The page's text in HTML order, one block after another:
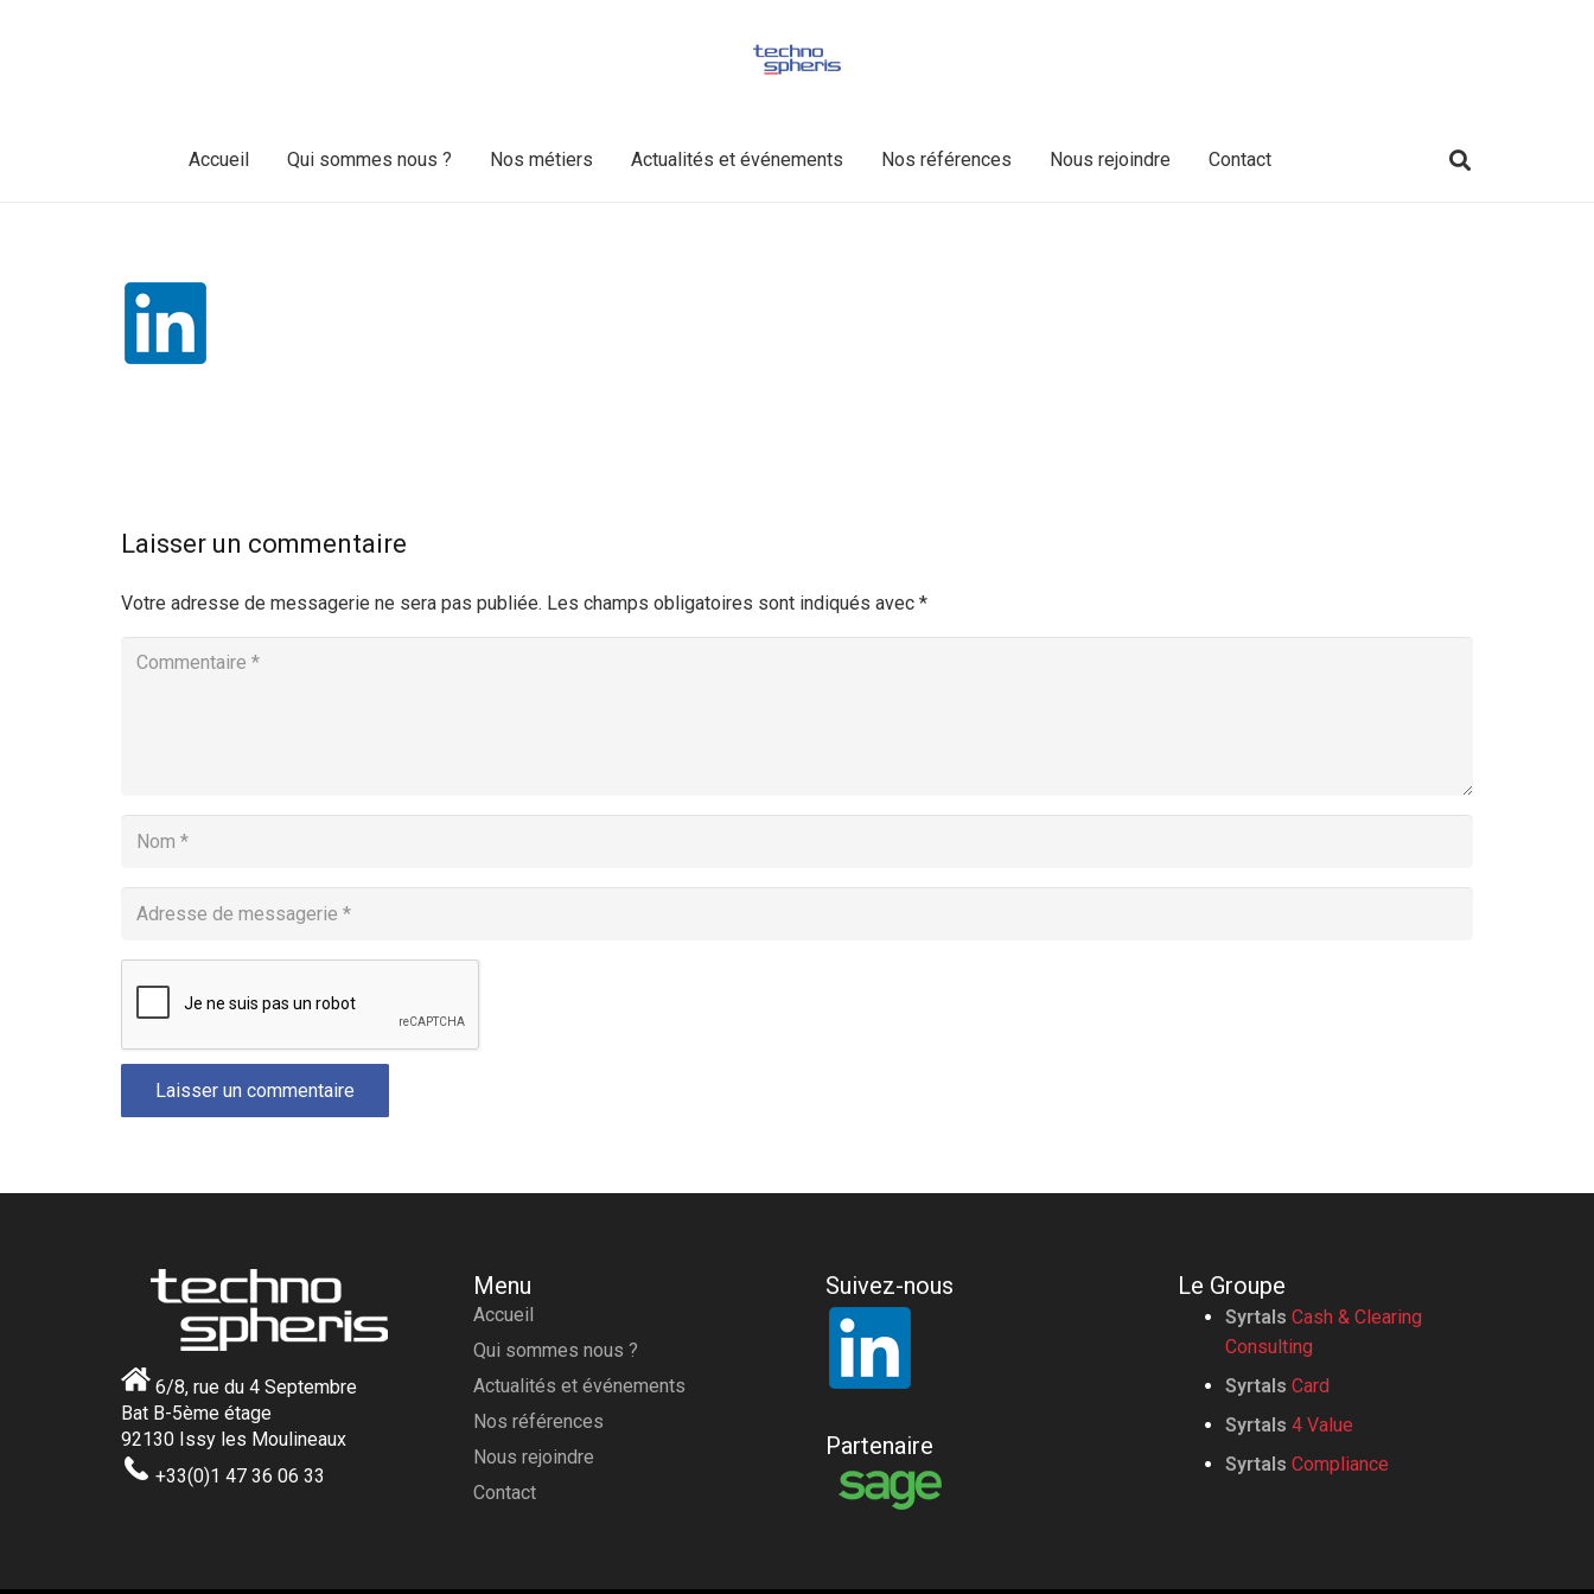
Accueil Qui sommes nous ? Nos métiers Actualités et événements Nos références Nous rejoindre Contact
Laisser un commentaire
Votre adresse de messagerie ne sera pas publiée. Les champs obligatoires sont indiqués avec *
Laisser un commentaire
6/8, rue du 4 Septembre
Bat B-5ème étage
92130 Issy les Moulineaux
+33(0)1 47 36 06 33
Menu
Accueil
Qui sommes nous ?
Actualités et événements
Nos références
Nous rejoindre
Contact
Suivez-nous
Partenaire
Le Groupe
Syrtals Cash & Clearing
Consulting
Syrtals Card
Syrtals 4 Value
Syrtals Compliance